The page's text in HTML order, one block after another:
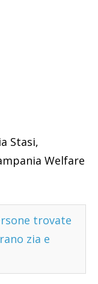
Stasi,
Welfare
trovate
zia e